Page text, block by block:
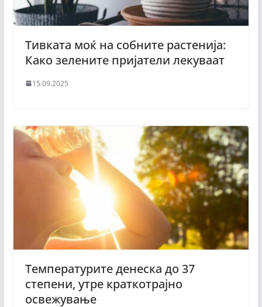
Тивката моќ на собните растенија:
Како зелените пријатели лекуваат
15.09.2025
Температурите денеска до 37
степени, утре краткотрајно
освежување